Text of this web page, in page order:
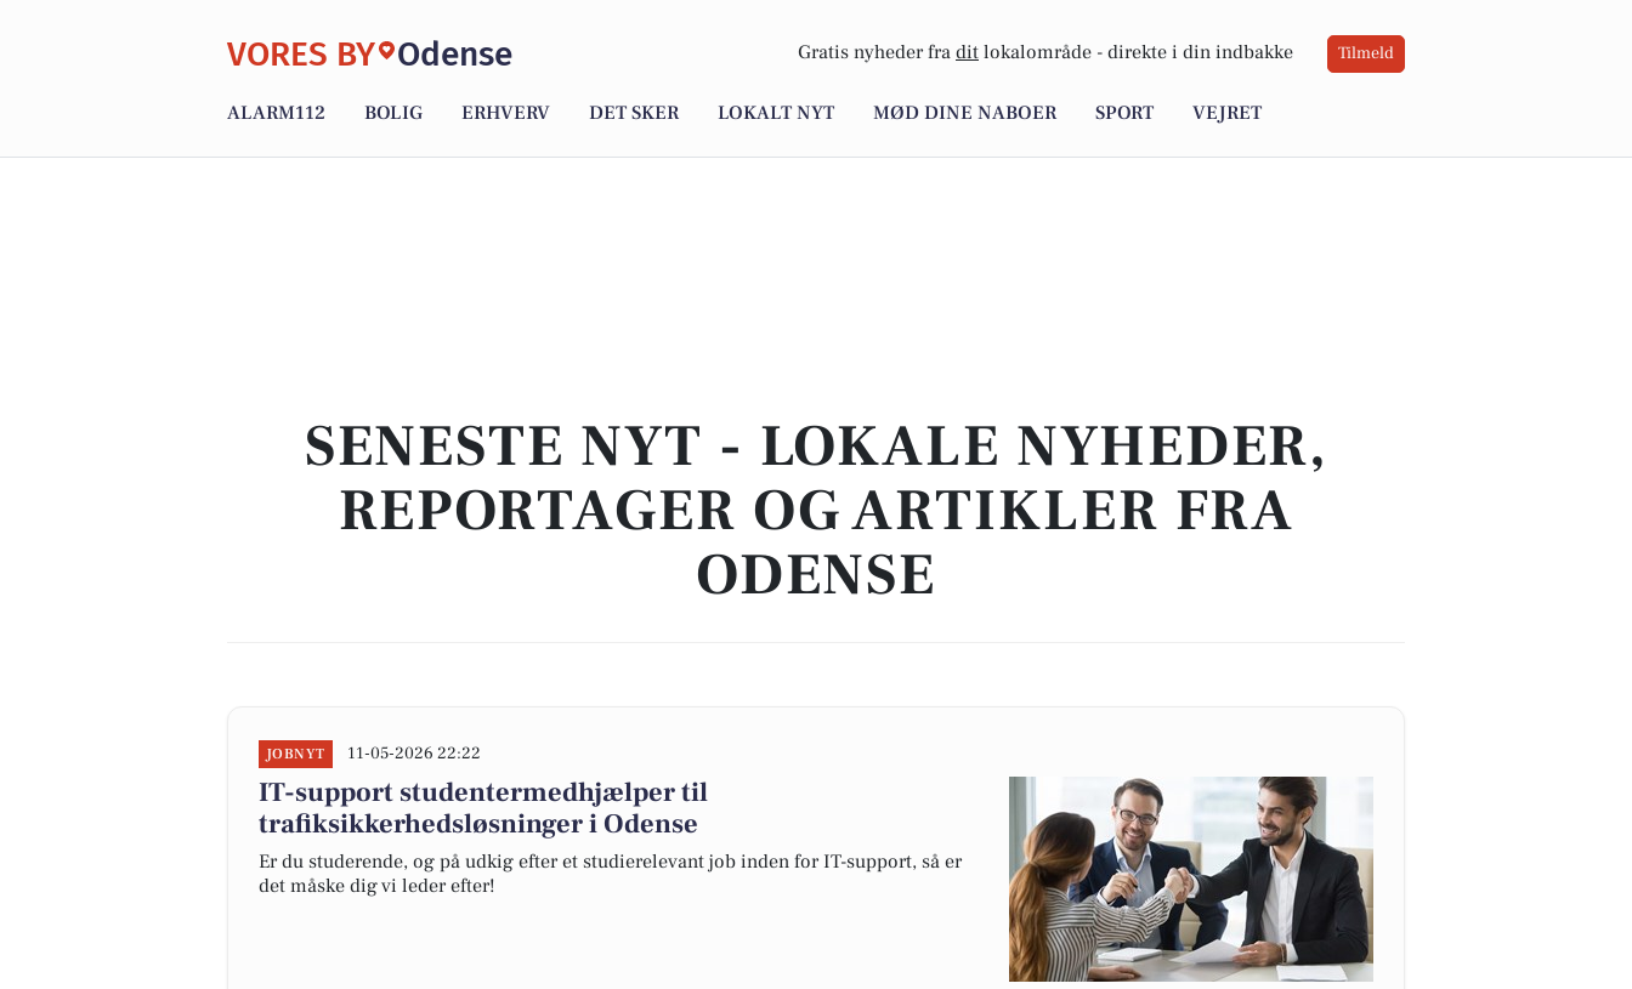
VORES BY Odense Gratis nyheder fra dit lokalområde - direkte i din indbakke Tilmeld
ALARM112 BOLIG ERHVERV DET SKER LOKALT NYT MØD DINE NABOER SPORT VEJRET
SENESTE NYT - LOKALE NYHEDER,
REPORTAGER OG ARTIKLER FRA
ODENSE
JOBNYT 11-05-2026 22:22
IT-support studentermedhjælper til
trafiksikkerhedsløsninger i Odense
Er du studerende, og på udkig efter et studierelevant job inden for IT-support, så er
det måske dig vi leder efter!